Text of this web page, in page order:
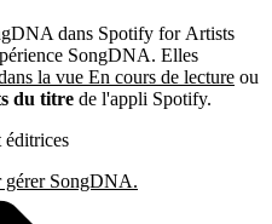
dans Spotify for Artists
SongDNA. Elles
la vue En cours de lecture ou
du titre de l'appli Spotify.
éditrices
gérer SongDNA.